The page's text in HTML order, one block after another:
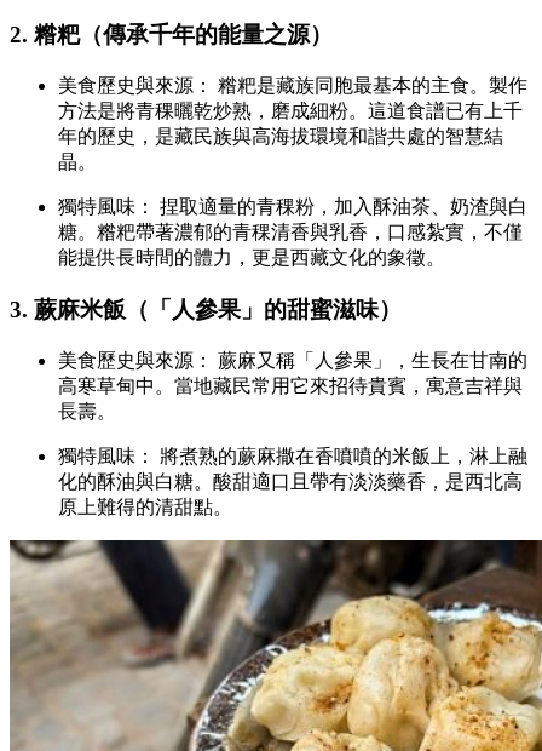
2. 糌粑（傳承千年的能量之源）
美食歷史與來源： 糌粑是藏族同胞最基本的主食。製作
方法是將青稞曬乾炒熟，磨成細粉。這道食譜已有上千
年的歷史，是藏民族與高海拔環境和諧共處的智慧結
晶。
獨特風味： 捏取適量的青稞粉，加入酥油茶、奶渣與白
糖。糌粑帶著濃郁的青稞清香與乳香，口感紮實，不僅
能提供長時間的體力，更是西藏文化的象徵。
3. 蕨麻米飯（「人參果」的甜蜜滋味）
美食歷史與來源： 蕨麻又稱「人參果」，生長在甘南的
高寒草甸中。當地藏民常用它來招待貴賓，寓意吉祥與
長壽。
獨特風味： 將煮熟的蕨麻撒在香噴噴的米飯上，淋上融
化的酥油與白糖。酸甜適口且帶有淡淡藥香，是西北高
原上難得的清甜點。